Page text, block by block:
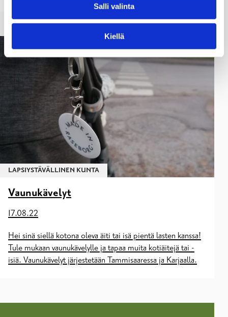
Salli valinta
Kiellä
LAPSIYSTÄVÄLLINEN KUNTA
Vaunukävelyt
17.08.22
Hei sinä siellä kotona oleva äiti tai isä pientä lasten kanssa!
Tule mukaan vaunukävelylle ja tapaa muita kotiäitejä tai -
isiä. Vaunukävelyt järjestetään Tammisaaressa ja Karjaalla.